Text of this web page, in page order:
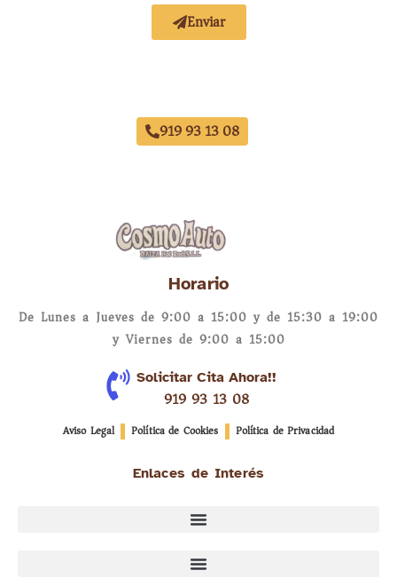
Enviar
919 93 13 08
Horario
De Lunes a Jueves de 9:00 a 15:00 y de 15:30 a 19:00
y Viernes de 9:00 a 15:00
Solicitar Cita Ahora!!
919 93 13 08
Aviso Legal Política de Cookies Política de Privacidad
Enlaces de Interés